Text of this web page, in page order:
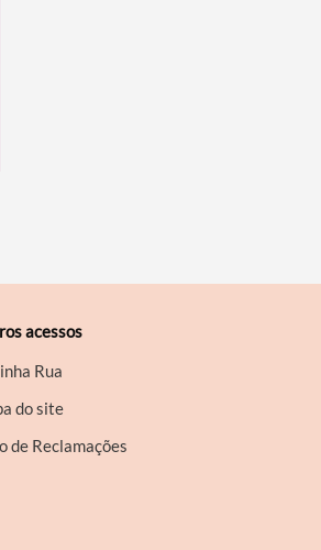
acessos
Rua
do site
de Reclamações